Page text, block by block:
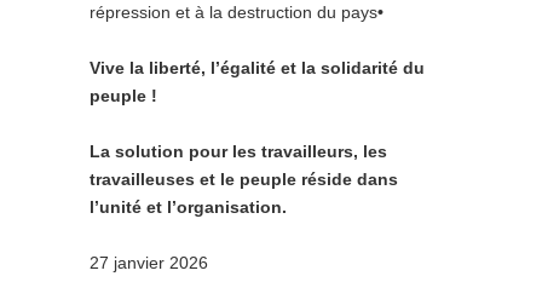
répression et à la destruction du pays•
Vive la liberté, l’égalité et la solidarité du
peuple !
La solution pour les travailleurs, les
travailleuses et le peuple réside dans
l’unité et l’organisation.
27 janvier 2026